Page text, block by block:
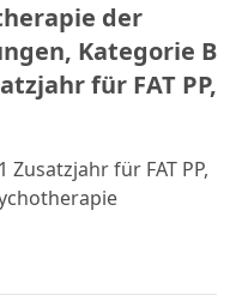
der
Kategorie B
für FAT PP,
Zusatzjahr für FAT PP,